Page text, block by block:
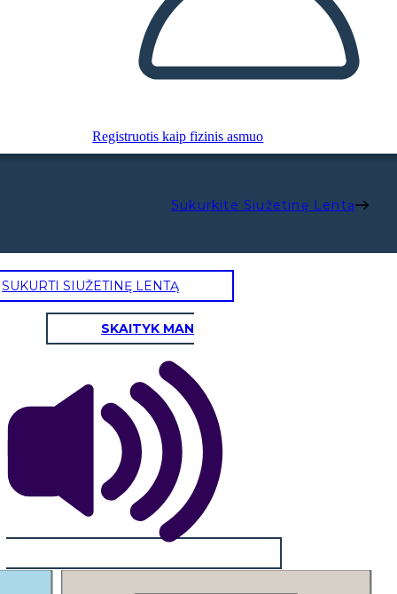
Registruotis kaip fizinis asmuo
Sukurkite Siužetinę Lentą
SUKURTI SIUŽETINĘ LENTĄ
SKAITYK MAN